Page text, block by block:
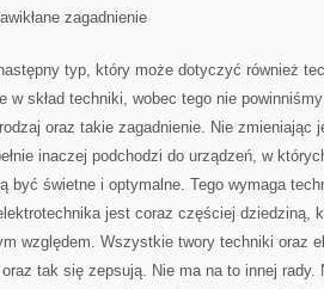
zagadnienie
typ, który może dotyczyć również
w skład techniki, wobec tego nie
oraz takie zagadnienie. Nie zmieniając
inaczej podchodzi do urządzeń, w
być świetne i optymalne. Tego wymaga
jest coraz częściej dziedziną,
względem. Wszystkie twory techniki oraz
tak się zepsują. Nie ma na to innej rady.